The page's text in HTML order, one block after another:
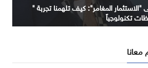
المغامر": كيف تلهمنا تجربة "
تكنولوجياً